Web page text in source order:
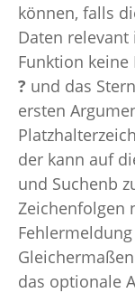
können, falls
Daten
Funktion keine
? und das
ersten
der kann auf
und Suchenb
Zeichenfolgen
das optionale